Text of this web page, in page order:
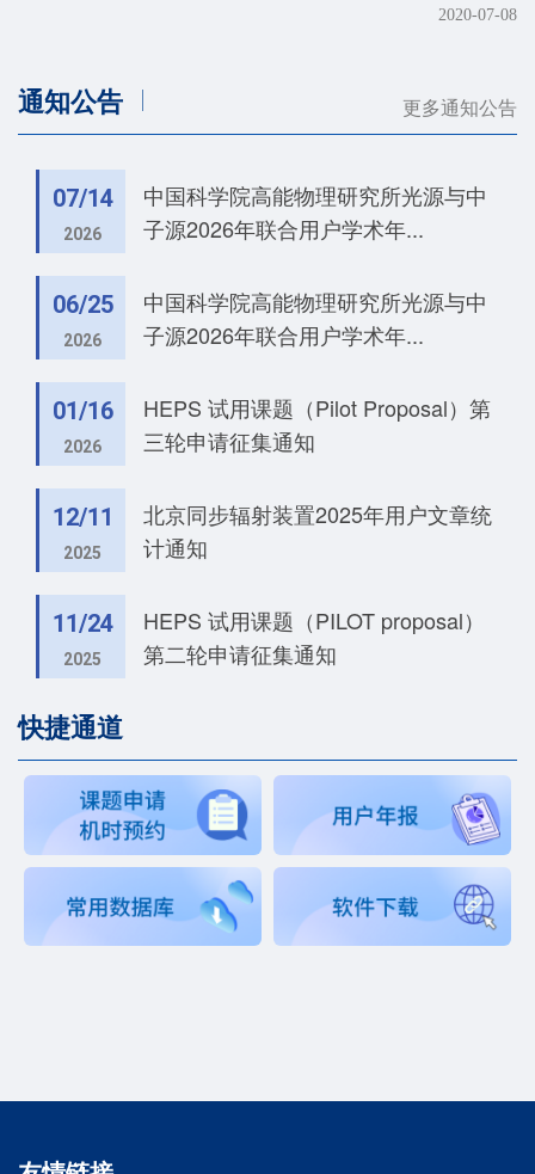
2020-07-08
通知公告 更多通知公告
07/14
2026
中国科学院高能物理研究所光源与中
子源2026年联合用户学术年...
06/25
2026
中国科学院高能物理研究所光源与中
子源2026年联合用户学术年...
01/16
2026
HEPS 试用课题（Pilot Proposal）第
三轮申请征集通知
12/11
2025
北京同步辐射装置2025年用户文章统
计通知
11/24
2025
HEPS 试用课题（PILOT proposal）
第二轮申请征集通知
快捷通道